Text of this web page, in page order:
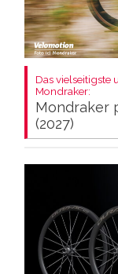
Das
Mondraker:
Mondraker
(2027)